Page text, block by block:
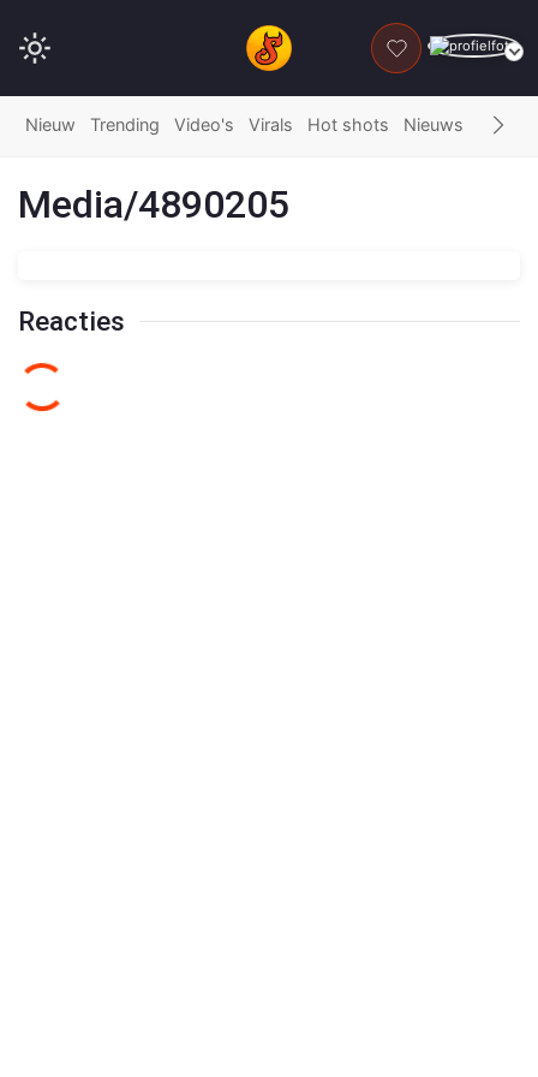
DONEER
Nieuw Trending Video's Virals Hot shots Nieuws Fails
Media/4890205
Reacties